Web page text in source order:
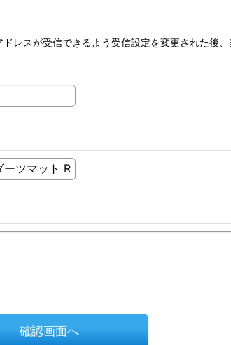
レスが受信できるよう受信設定を変更された後
確認画面へ